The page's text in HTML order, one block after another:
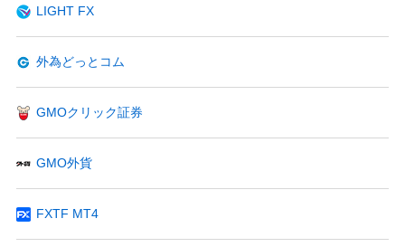
LIGHT FX
外為どっとコム
GMOクリック証券
GMO外貨
FXTF MT4